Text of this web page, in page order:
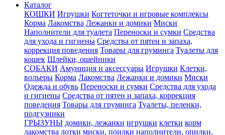
Каталог
КОШКИ Игрушки Когтеточки и игровые комплексы
Корма Лакомства Лежанки и домики Миски
Наполнители для туалета Переноски и сумки Средства
для ухода и гигиены Средства от пятен и запаха,
коррекция поведения Товары для груминга Туалеты для
кошек Шлейки, ошейники
СОБАКИ Амуниция и аксессуары Игрушки Клетки,
вольеры Корма Лакомства Лежанки и домики Миски
Одежда и обувь Переноски и сумки Средства для ухода
и гигиены Средства от пятен и запаха, коррекция
поведения Товары для груминга Туалеты, пеленки,
подгузники
ГРЫЗУНЫ домики, лежанки игрушки клетки корм
лакомства лотки миски, поилки наполнители, опилки,